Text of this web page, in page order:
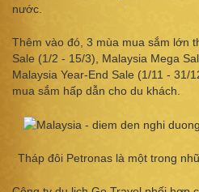
nước.
Thêm vào đó, 3 mùa mua sắm lớn
Sale (1/2 - 15/3), Malaysia Mega
Malaysia Year-End Sale (1/11 - 31/
mua sắm hấp dẫn cho du khách.
Tháp đôi Petronas là một trong